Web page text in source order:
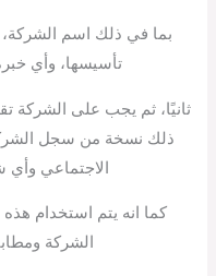
بما في ذلك اسم الشركة،
تأسيسها، وأي
ثانيًا، ثم يجب على الشركة
ذلك نسخة من سجل
الاجتماعي
كما انه يتم استخدام
الشركة